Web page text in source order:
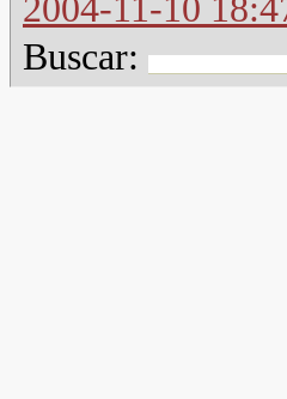
2004-11-10
Buscar: